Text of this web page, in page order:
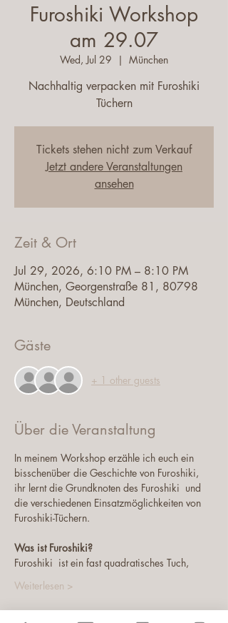
Furoshiki Workshop
am 29.07
Wed, Jul 29
  |
München
Nachhaltig verpacken mit Furoshiki
Tüchern
Tickets stehen nicht zum Verkauf
Jetzt andere Veranstaltungen
ansehen
Zeit & Ort
Jul 29, 2026, 6:10 PM – 8:10 PM
München, Georgenstraße 81, 80798
München, Deutschland
Gäste
+ 1 other guests
Über die Veranstaltung
In meinem Workshop erzähle ich euch ein
bisschenüber die Geschichte von Furoshiki,
ihr lernt die Grundknoten des Furoshiki  und
die verschiedenen Einsatzmöglichkeiten von
Furoshiki-Tüchern.
Was ist Furoshiki?
Furoshiki  ist ein fast quadratisches Tuch,
Weiterlesen >